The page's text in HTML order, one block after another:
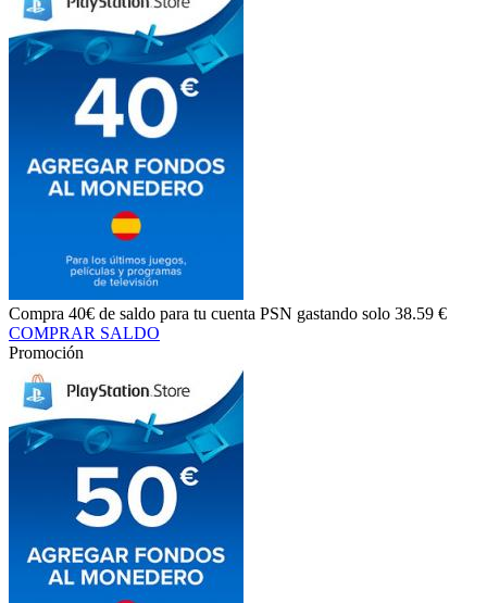
Compra 40€ de saldo para tu cuenta PSN gastando solo 38.59 €
COMPRAR SALDO
Promoción